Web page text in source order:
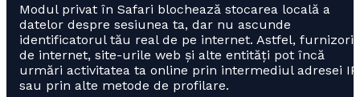
Modul privat în Safari blochează stocarea locală a
datelor despre sesiunea ta, dar nu ascunde
identificatorul tău real de pe internet. Astfel, furnizorii
de internet, site-urile web și alte entități pot încă
urmări activitatea ta online prin intermediul adresei IP
sau prin alte metode de profilare.